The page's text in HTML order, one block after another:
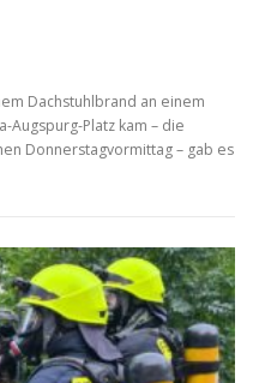
Dachstuhlbrand an einem
Augspurg-Platz kam – die
Donnerstagvormittag – gab es